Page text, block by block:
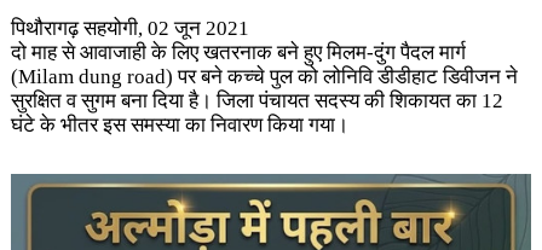
पिथौरागढ़ सहयोगी, 02 जून 2021
दो माह से आवाजाही के लिए खतरनाक बने हुए मिलम-दुंग पैदल मार्ग
(Milam dung road) पर बने कच्चे पुल को लोनिवि डीडीहाट डिवीजन ने
सुरक्षित व सुगम बना दिया है। जिला पंचायत सदस्य की शिकायत का 12
घंटे के भीतर इस समस्या का निवारण किया गया।